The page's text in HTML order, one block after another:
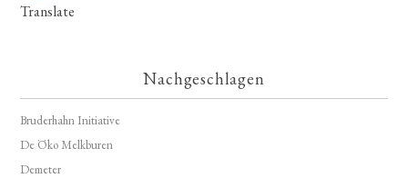
Translate
Nachgeschlagen
Bruderhahn Initiative
De Öko Melkburen
Demeter